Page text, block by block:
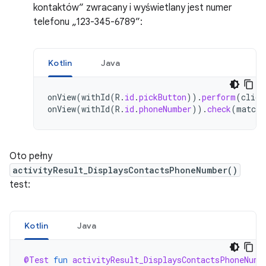
kontaktów” zwracany i wyświetlany jest numer
telefonu „123-345-6789”:
Kotlin Java
onView(withId(R . id .pickButton)).perform(click
onView(withId(R . id .phoneNumber)).check(
Oto pełny
activityResult_DisplaysContactsPhoneNumber()
test:
Kotlin Java
@Test fun